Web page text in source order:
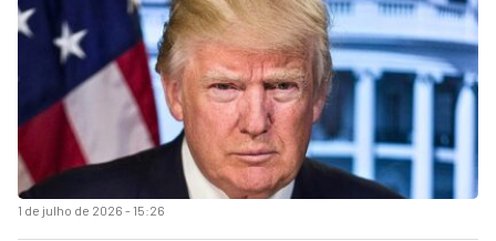
1 de julho de 2026 - 15:26